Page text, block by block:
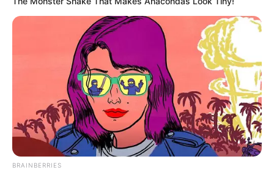
(foto: instagram/gladyslazarus90)
BRAINBERRIES